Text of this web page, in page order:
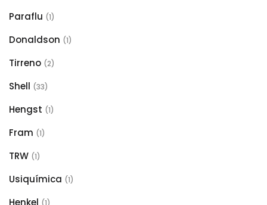
Paraflu (1)
Donaldson (1)
Tirreno (2)
Shell (33)
Hengst (1)
Fram (1)
TRW (1)
Usiquímica (1)
Henkel (1)